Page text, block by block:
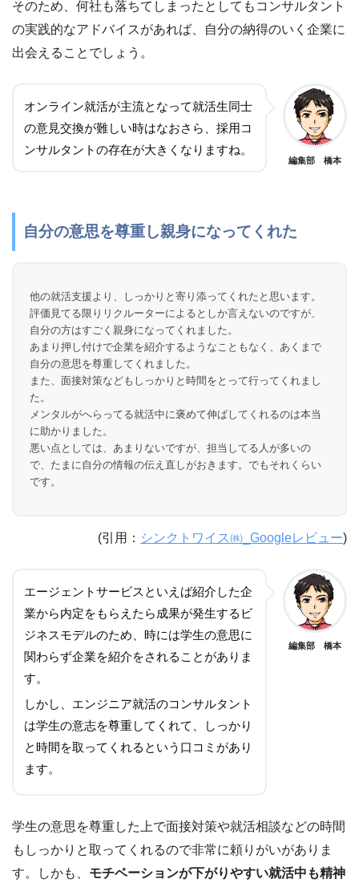
そのため、何社も落ちてしまったとしてもコンサルタント
の実践的なアドバイスがあれば、自分の納得のいく企業に
出会えることでしょう。
オンライン就活が主流となって就活生同士
の意見交換が難しい時はなおさら、採用コ
ンサルタントの存在が大きくなりますね。
編集部 橋本
自分の意思を尊重し親身になってくれた
他の就活支援より、しっかりと寄り添ってくれたと思います。
評価見てる限りリクルーターによるとしか言えないのですが、
自分の方はすごく親身になってくれました。
あまり押し付けで企業を紹介するようなこともなく、あくまで
自分の意思を尊重してくれました。
また、面接対策などもしっかりと時間をとって行ってくれまし
た。
メンタルがへらってる就活中に褒めて伸ばしてくれるのは本当
に助かりました。
悪い点としては、あまりないですが、担当してる人が多いの
で、たまに自分の情報の伝え直しがおきます。でもそれくらい
です。
(引用： シンクトワイス㈱_Googleレビュー)
エージェントサービスといえば紹介した企
業から内定をもらえたら成果が発生するビ
ジネスモデルのため、時には学生の意思に
関わらず企業を紹介をされることがありま
す。
しかし、エンジニア就活のコンサルタント
は学生の意志を尊重してくれて、しっかり
と時間を取ってくれるという口コミがあり
ます。
編集部 橋本
学生の意思を尊重した上で面接対策や就活相談などの時間
もしっかりと取ってくれるので非常に頼りがいがありま
す。しかも、 モチベーションが下がりやすい就活中も精神